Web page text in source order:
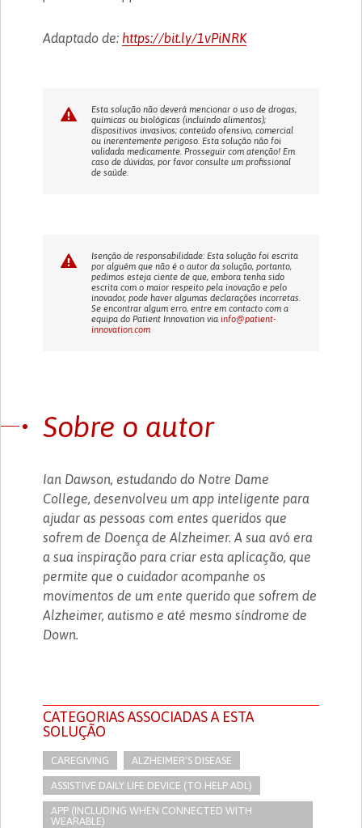
Adaptado de: https://bit.ly/1vPiNRK
Esta solução não deverá mencionar o uso de drogas,
químicas ou biológicas (incluíndo alimentos);
dispositivos invasivos; conteúdo ofensivo, comercial
ou inerentemente perigoso. Esta solução não foi
validada medicamente. Prosseguir com atenção! Em
caso de dúvidas, por favor consulte um profissional
de saúde.
Isenção de responsabilidade: Esta solução foi escrita
por alguém que não é o autor da solução, portanto,
pedimos esteja ciente de que, embora tenha sido
escrita com o maior respeito pela inovação e pelo
inovador, pode haver algumas declarações incorretas.
Se encontrar algum erro, entre em contacto com a
equipa do Patient Innovation viainfo@patient-
innovation.com
Sobre o autor
Ian Dawson, estudando do Notre Dame
College, desenvolveu um app inteligente para
ajudar as pessoas com entes queridos que
sofrem de Doença de Alzheimer. A sua avó era
a sua inspiração para criar esta aplicação, que
permite que o cuidador acompanhe os
movimentos de um ente querido que sofrem de
Alzheimer, autismo e até mesmo síndrome de
Down.
CATEGORIAS ASSOCIADAS A ESTA
SOLUÇÃO
CAREGIVING ALZHEIMER'S DISEASE
ASSISTIVE DAILY LIFE DEVICE (TO HELP ADL)
APP (INCLUDING WHEN CONNECTED WITH
WEARABLE)